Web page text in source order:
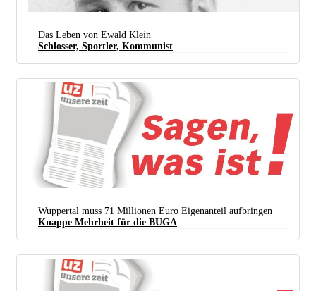
(Foto: Archiv Randolph Oechslein)
Das Leben von Ewald Klein
Schlosser, Sportler, Kommunist
Wuppertal muss 71 Millionen Euro Eigenanteil aufbringen
Knappe Mehrheit für die BUGA